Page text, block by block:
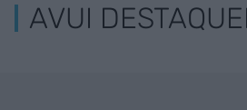
AVUI